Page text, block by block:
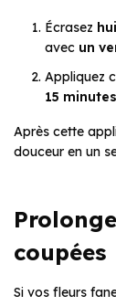
Écrasez
avec un
Appliquez
15 minutes
Après cette
douceur en un
coupées
Si vos fleurs